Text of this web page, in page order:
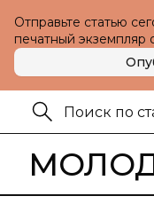
Отправьте статью
печатный экземпляр